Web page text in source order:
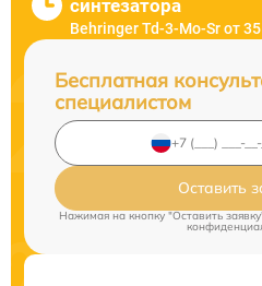
синтезатора
Behringer Td-3-Mo-Sr от
Бесплатная
специалистом
Оставить
Нажимая на кнопку "Оставить